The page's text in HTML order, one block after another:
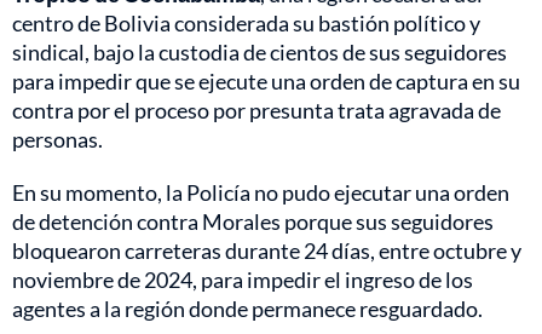
centro de Bolivia considerada su bastión político y
sindical, bajo la custodia de cientos de sus seguidores
para impedir que se ejecute una orden de captura en su
contra por el proceso por presunta trata agravada de
personas.
En su momento, la Policía no pudo ejecutar una orden
de detención contra Morales porque sus seguidores
bloquearon carreteras durante 24 días, entre octubre y
noviembre de 2024, para impedir el ingreso de los
agentes a la región donde permanece resguardado.